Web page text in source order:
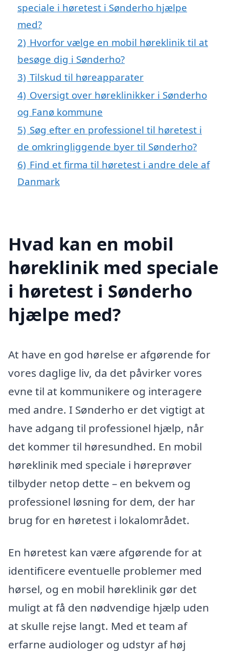
speciale i høretest i Sønderho hjælpe
med?
2) Hvorfor vælge en mobil høreklinik til at
besøge dig i Sønderho?
3) Tilskud til høreapparater
4) Oversigt over høreklinikker i Sønderho
og Fanø kommune
5) Søg efter en professionel til høretest i
de omkringliggende byer til Sønderho?
6) Find et firma til høretest i andre dele af
Danmark
Hvad kan en mobil
høreklinik med speciale
i høretest i Sønderho
hjælpe med?
At have en god hørelse er afgørende for
vores daglige liv, da det påvirker vores
evne til at kommunikere og interagere
med andre. I Sønderho er det vigtigt at
have adgang til professionel hjælp, når
det kommer til høresundhed. En mobil
høreklinik med speciale i høreprøver
tilbyder netop dette – en bekvem og
professionel løsning for dem, der har
brug for en høretest i lokalområdet.
En høretest kan være afgørende for at
identificere eventuelle problemer med
hørsel, og en mobil høreklinik gør det
muligt at få den nødvendige hjælp uden
at skulle rejse langt. Med et team af
erfarne audiologer og udstyr af høj